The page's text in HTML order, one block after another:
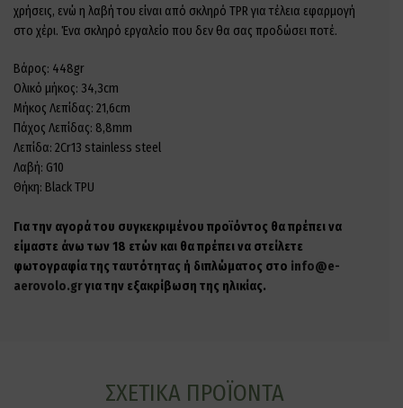
χρήσεις, ενώ η λαβή του είναι από σκληρό TPR για τέλεια εφαρμογή
στο χέρι. Ένα σκληρό εργαλείο που δεν θα σας προδώσει ποτέ.
Βάρος: 448gr
Ολικό μήκος: 34,3cm
Μήκος Λεπίδας: 21,6cm
Πάχος Λεπίδας: 8,8mm
Λεπίδα: 2Cr13 stainless steel
Λαβή: G10
Θήκη: Black TPU
Για την αγορά του συγκεκριμένου προϊόντος θα πρέπει να
είμαστε άνω των 18 ετών και θα πρέπει να στείλετε
φωτογραφία της ταυτότητας ή διπλώματος στο info@e-
aerovolo.grγια την εξακρίβωση της ηλικίας.
ΣΧΕΤΙΚΆ ΠΡΟΪΌΝΤΑ